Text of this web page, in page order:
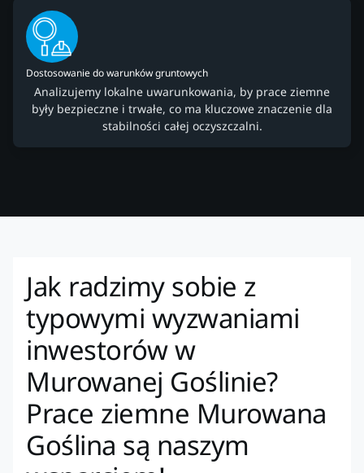
Dostosowanie do warunków gruntowych
Analizujemy lokalne uwarunkowania, by prace ziemne
były bezpieczne i trwałe, co ma kluczowe znaczenie dla
stabilności całej oczyszczalni.
Jak radzimy sobie z
typowymi wyzwaniami
inwestorów w
Murowanej Goślinie?
Prace ziemne Murowana
Goślina są naszym